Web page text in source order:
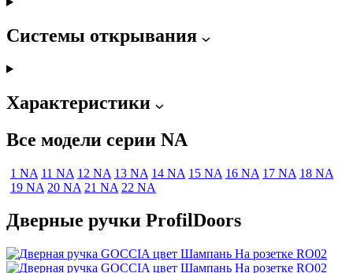
Системы открывания
Характеристики
Все модели серии NA
1 NA 11 NA 12 NA 13 NA 14 NA 15 NA 16 NA 17 NA 18 NA
19 NA 20 NA 21 NA 22 NA
Дверные ручки ProfilDoors